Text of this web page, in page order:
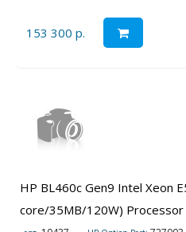
153 300 р.
HP BL460c Gen9 Intel Xeon
core/35MB/120W)